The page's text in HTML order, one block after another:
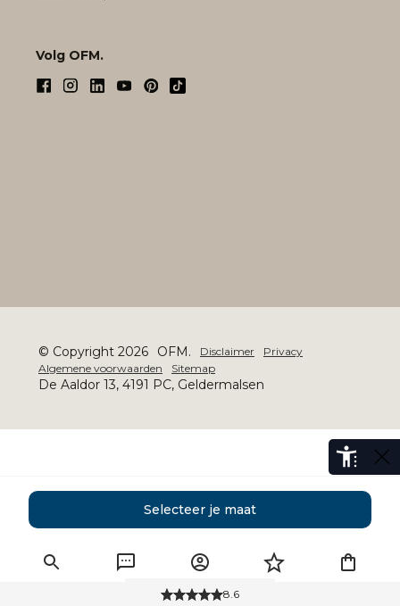
Selecteer je maat
Volg OFM.
© Copyright 2026 OFM. Disclaimer
Privacy
Algemene voorwaarden
Sitemap
De Aaldor 13, 4191 PC, Geldermalsen
8.6